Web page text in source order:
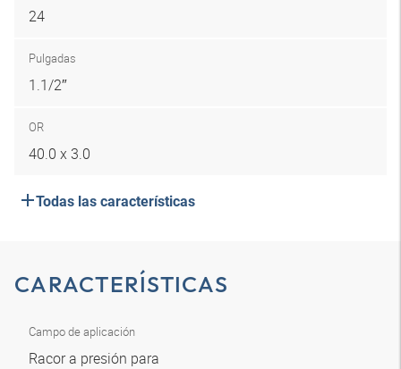
24
Pulgadas
1.1/2″
OR
40.0 x 3.0
Todas las características
CARACTERÍSTICAS
Campo de aplicación
Racor a presión para